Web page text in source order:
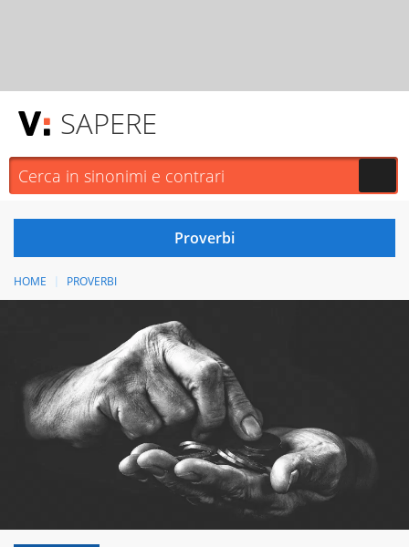
SAPERE
HOME PROVERBI